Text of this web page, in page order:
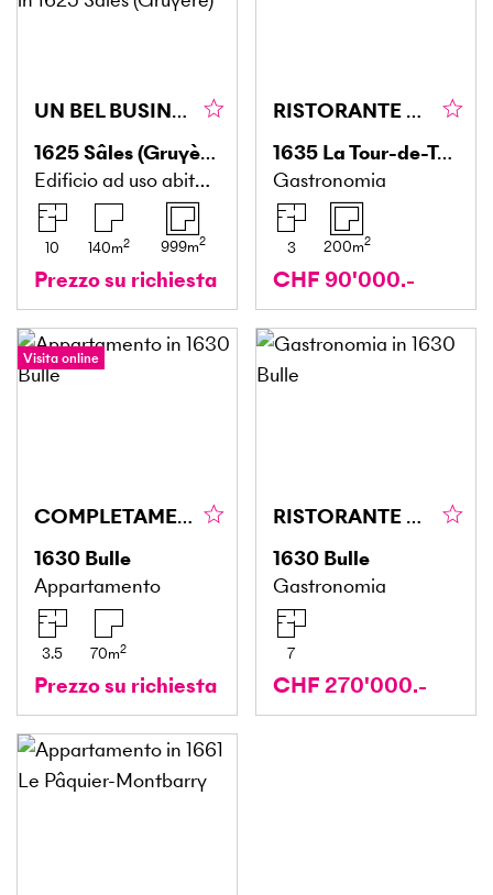
UN BEL BUSINESS DA RILEVARE
1625Sâles (Gruyère)
Edificio ad uso abitativo e commerciale
10 140m2 999m2
Prezzo su richiesta
RISTORANTE CALDO E SPAZIOSO
1635 La Tour-de-Trême
Gastronomia
3 200m2
CHF 90'000.-
Visita online
COMPLETAMENTE RINNOVATO
1630 Bulle
Appartamento
3.5 70m2
Prezzo su richiesta
RISTORANTE ASIATICO NEL CUORE DI BULLE
1630 Bulle
Gastronomia
7
CHF 270'000.-